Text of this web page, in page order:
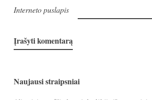
Interneto puslapis
Naujausi straipsniai